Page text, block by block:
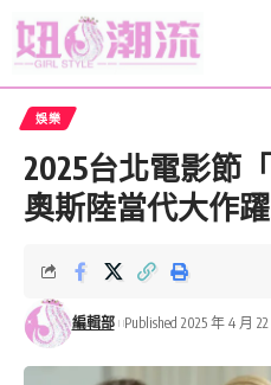
娛樂
2025台北電影節
奧斯陸當代大作
編輯部 Published 2025 年 4 月 22